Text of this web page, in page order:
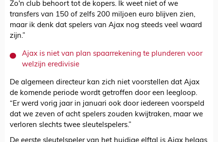
Zo'n club behoort tot de kopers. Ik weet niet of we
transfers van 150 of zelfs 200 miljoen euro blijven zien,
maar ik denk dat spelers van Ajax nog steeds veel waard
zijn.”
Ajax is niet van plan spaarrekening te plunderen voor
welzijn eredivisie
De algemeen directeur kan zich niet voorstellen dat Ajax
de komende periode wordt getroffen door een leegloop.
“Er werd vorig jaar in januari ook door iedereen voorspeld
dat we zeven of acht spelers zouden kwijtraken, maar we
verloren slechts twee sleutelspelers.”